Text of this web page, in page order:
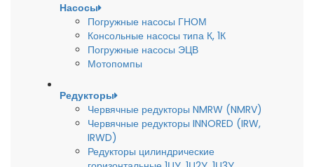
Насосы
Погружные насосы ГНОМ
Консольные насосы типа К, 1К
Погружные насосы ЭЦВ
Мотопомпы
Редукторы
Червячные редукторы NMRW (NMRV)
Червячные редукторы INNORED (IRW,
IRWD)
Редукторы цилиндрические